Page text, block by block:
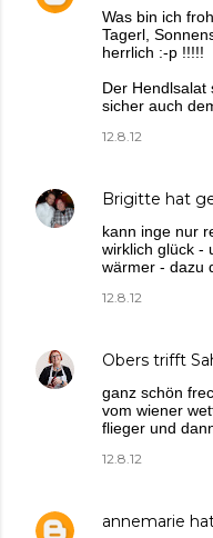
Was bin ich
Tagerl,
herrlich :-p !!!!!
Der Hendlsalat
sicher auch
12.8.12
Brigitte hat
kann inge nur
wirklich glück -
wärmer - dazu
12.8.12
Obers trifft
ganz schön
vom wiener
flieger und
12.8.12
annemarie